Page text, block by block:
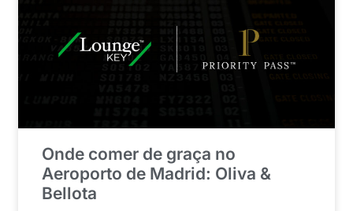
Onde comer de graça no
Aeroporto de Madrid: Oliva &
Bellota